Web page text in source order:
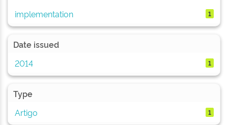
implementation 1
Date issued
2014
1
Type
Artigo
1